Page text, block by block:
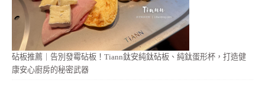
砧板推薦｜告別發霉砧板！Tiann鈦安純鈦砧板、純鈦蛋形杯，打造健
康安心廚房的秘密武器